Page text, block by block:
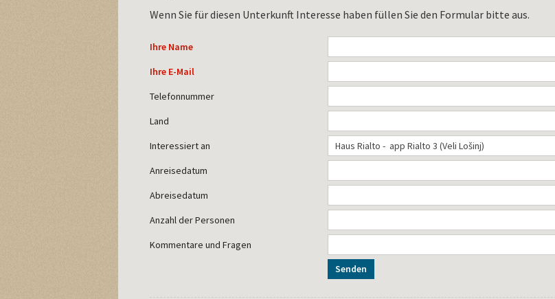
Wenn Sie für diesen Unterkunft Interesse haben füllen Sie den Formular bitte aus.
Ihre Name
Ihre E-Mail
Telefonnummer
Land
Interessiert an
Anreisedatum
Abreisedatum
Anzahl der Personen
Kommentare und Fragen
Senden